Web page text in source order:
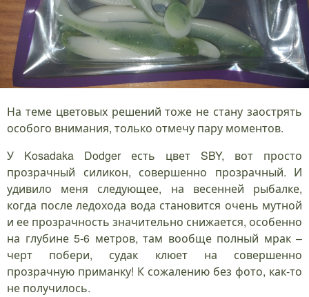
На теме цветовых решений тоже не стану заострять
особого внимания, только отмечу пару моментов.
У Kosadaka Dodger есть цвет SBY, вот просто
прозрачный силикон, совершенно прозрачный. И
удивило меня следующее, на весенней рыбалке,
когда после ледохода вода становится очень мутной
и ее прозрачность значительно снижается, особенно
на глубине 5-6 метров, там вообще полный мрак –
черт побери, судак клюет на совершенно
прозрачную приманку! К сожалению без фото, как-то
не получилось.